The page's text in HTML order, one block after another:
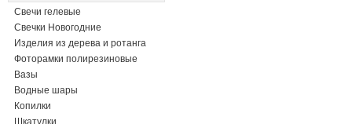
Свечи гелевые
Свечки Новогодние
Изделия из дерева и ротанга
Фоторамки полирезиновые
Вазы
Водные шары
Копилки
Шкатулки